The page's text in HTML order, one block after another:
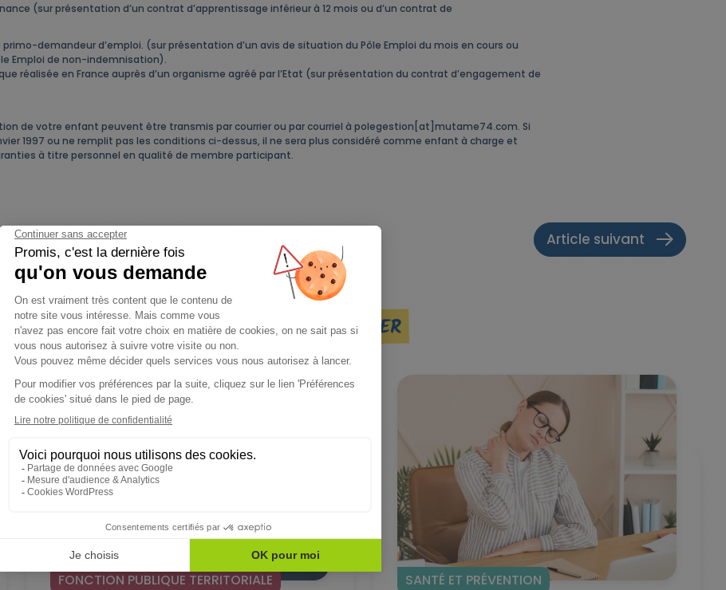
(sur présentation d’un contrat d’apprentissage inférieur à 12 mois ou d’un contrat de
demandeur d’emploi. (sur présentation d’un avis de situation du Pôle Emploi du mois en cours ou
Emploi de non-indemnisation).
réalisée en France auprès d’un organisme agréé par l’Etat (sur présentation du contrat d’engagement de
de votre enfant peuvent être transmis par courrier ou par courriel à polegestion[at]mutame74.com. Si
1997 ou ne remplit pas les conditions ci-dessus, il ne sera plus considéré comme enfant à charge et
à titre personnel en qualité de membre participant.
Article suivant
ACTUALITÉS QUI PEUVENT VOUS INTÉRESSER
FONCTION PUBLIQUE TERRITORIALE
SANTÉ ET PRÉVENTION